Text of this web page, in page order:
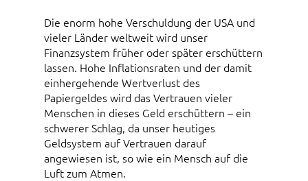
Die enorm hohe Verschuldung der USA und
vieler Länder weltweit wird unser
Finanzsystem früher oder später erschüttern
lassen. Hohe Inflationsraten und der damit
einhergehende Wertverlust des
Papiergeldes wird das Vertrauen vieler
Menschen in dieses Geld erschüttern – ein
schwerer Schlag, da unser heutiges
Geldsystem auf Vertrauen darauf
angewiesen ist, so wie ein Mensch auf die
Luft zum Atmen.